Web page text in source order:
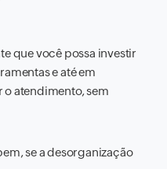
que você possa investir
e até em
atendimento, sem
se a desorganização